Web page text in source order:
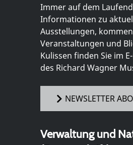
Immer auf dem
Informationen zu
Ausstellungen,
Veranstaltungen und
Kulissen finden Sie im
des Richard Wagner
NEWSLETTER
Verwaltung und